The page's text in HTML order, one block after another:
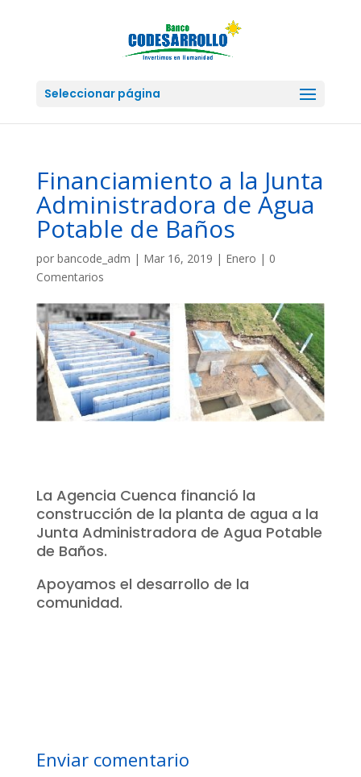
Seleccionar página
Financiamiento a la Junta
Administradora de Agua
Potable de Baños
por bancode_adm | Mar 16, 2019 | Enero | 0
Comentarios
La Agencia Cuenca financió la
construcción de la planta de agua a la
Junta Administradora de Agua Potable
de Baños.
Apoyamos el desarrollo de la
comunidad.
Enviar comentario